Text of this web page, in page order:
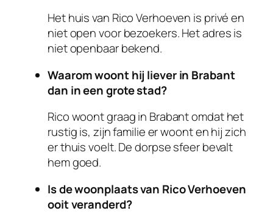
Het huis van Rico Verhoeven is privé en
niet open voor bezoekers. Het adres is
niet openbaar bekend.
Waarom woont hij liever in Brabant
dan in een grote stad?
Rico woont graag in Brabant omdat het
rustig is, zijn familie er woont en hij zich
er thuis voelt. De dorpse sfeer bevalt
hem goed.
Is de woonplaats van Rico Verhoeven
ooit veranderd?